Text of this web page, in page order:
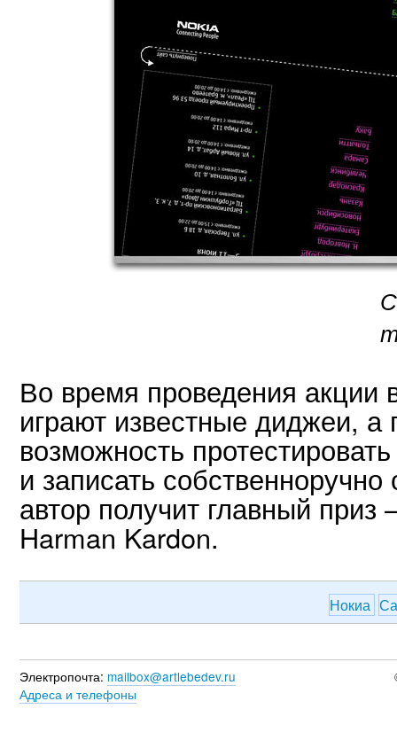
Во время проведения
играют известные диджеи, а
возможность
и записать
автор получит главный
Harman Kardon.
Нокиа
Электропочта: mailbox@artlebedev.ru
Адреса и телефоны